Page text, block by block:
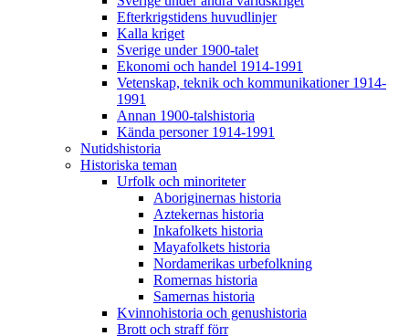
Efterkrigstidens huvudlinjer
Kalla kriget
Sverige under 1900-talet
Ekonomi och handel 1914-1991
Vetenskap, teknik och kommunikationer 1914-
1991
Annan 1900-talshistoria
Kända personer 1914-1991
Nutidshistoria
Historiska teman
Urfolk och minoriteter
Aboriginernas historia
Aztekernas historia
Inkafolkets historia
Mayafolkets historia
Nordamerikas urbefolkning
Romernas historia
Samernas historia
Kvinnohistoria och genushistoria
Brott och straff förr